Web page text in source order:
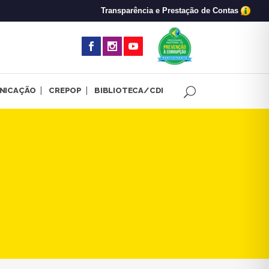
Transparência e Prestação de Contas
CREPOP BIBLIOTECA/CDI
e retrocessos | CRP-